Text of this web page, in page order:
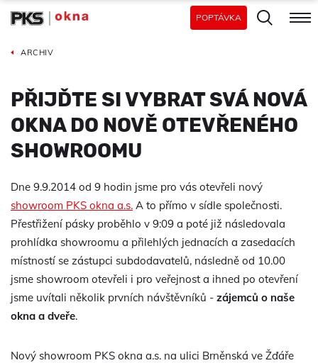
POPTÁVKA
ARCHIV
PŘIJĎTE SI VYBRAT SVÁ NOVÁ
OKNA DO NOVĚ OTEVŘENÉHO
SHOWROOMU
Dne 9.9.2014 od 9 hodin jsme pro vás otevřeli nový
showroom PKS okna a.s. A to přímo v sídle společnosti.
Přestřižení pásky proběhlo v 9:09 a poté již následovala
prohlídka showroomu a přilehlých jednacích a zasedacích
místností se zástupci subdodavatelů, následně od 10.00
jsme showroom otevřeli i pro veřejnost a ihned po otevření
jsme uvítali několik prvních návštěvníků - zájemců o naše
okna a dveře.
Nový showroom PKS okna a.s. na ulici Brněnská ve Žďáře